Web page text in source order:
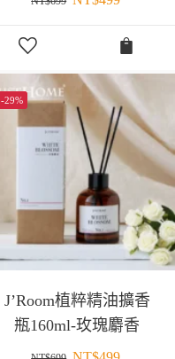
-29%
J’Room植粹精油擴香
瓶160ml-玫瑰麝香